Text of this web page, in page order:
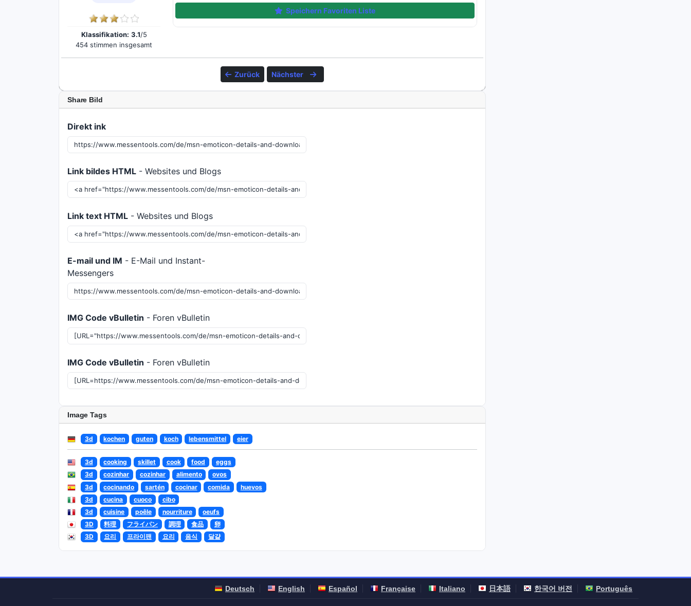
Klassifikation: 3.1/5
454 stimmen insgesamt
Speichern Favoriten Liste
Zurück Nächster
Share Bild
Direkt ink
Link bildes HTML - Websites und Blogs
Link text HTML - Websites und Blogs
E-mail und IM - E-Mail und Instant-
Messengers
IMG Code vBulletin - Foren vBulletin
IMG Code vBulletin - Foren vBulletin
Image Tags
3d kochen guten koch lebensmittel eier
3d cooking skillet cook food
eggs
3d
cozinhar cozinhar alimento
ovos
3d
cocinando sartén cocinar comida
huevos
3d
cucina cuoco
cibo
3d
cuisine poêle nourriture
oeufs
3D
料理 フライパン 調理 食品
卵
3D
요리 프라이팬 요리 음식 달걀
Deutsch English Español Française Italiano 日本語 한국어 버전 Português